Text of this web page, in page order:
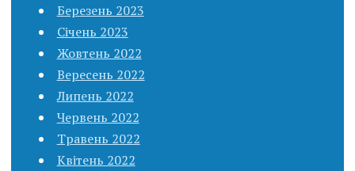
Березень 2023
Січень 2023
Жовтень 2022
Вересень 2022
Липень 2022
Червень 2022
Травень 2022
Квітень 2022